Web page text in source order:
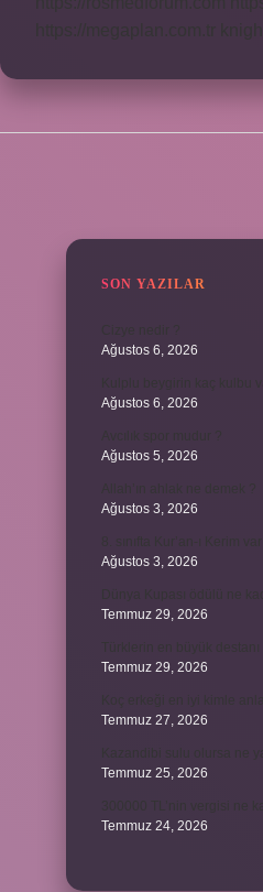
SON YAZILAR
Ağustos 6, 2026
Ağustos 6, 2026
Ağustos 5, 2026
Ağustos 3, 2026
Ağustos 3, 2026
Temmuz 29, 2026
Temmuz 29, 2026
Temmuz 27, 2026
Temmuz 25, 2026
Temmuz 24, 2026